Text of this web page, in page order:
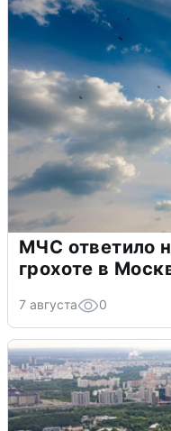
МЧС ответило
грохоте в
7 августа 0